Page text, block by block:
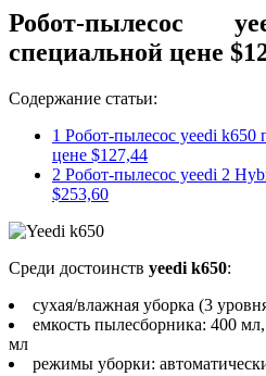
Робот-пылесос
специальной цене
Содержание статьи:
1 Робот-пылесос yeedi k650
цене $127,44
2 Робот-пылесос yeеdi 2
$253,60
Среди достоинств yeedi k650:
сухая/влажная уборка (3
емкость пылесборника: 400
мл
режимы уборки: